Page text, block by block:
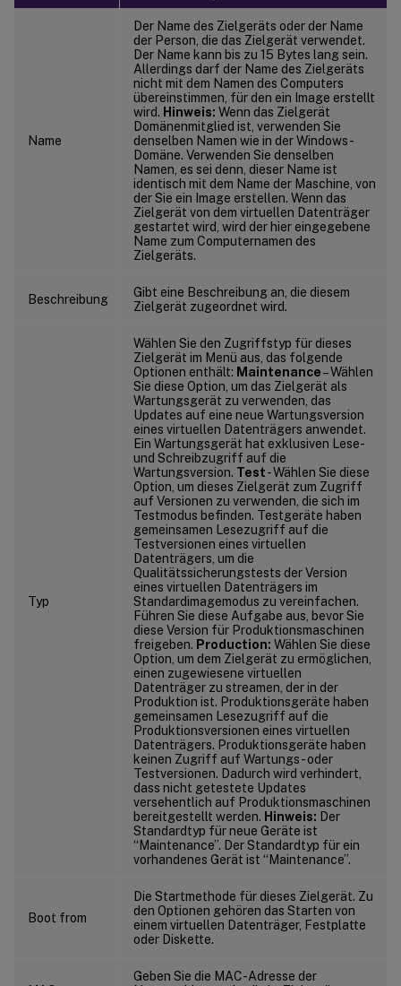
Name
Der Name des Zielgeräts oder der Name
der Person, die das Zielgerät verwendet.
Der Name kann bis zu 15 Bytes lang sein.
Allerdings darf der Name des Zielgeräts
nicht mit dem Namen des Computers
übereinstimmen, für den ein Image erstellt
wird. Hinweis: Wenn das Zielgerät
Domänenmitglied ist, verwenden Sie
denselben Namen wie in der Windows-
Domäne. Verwenden Sie denselben
Namen, es sei denn, dieser Name ist
identisch mit dem Name der Maschine, von
der Sie ein Image erstellen. Wenn das
Zielgerät von dem virtuellen Datenträger
gestartet wird, wird der hier eingegebene
Name zum Computernamen des
Zielgeräts.
Beschreibung
Gibt eine Beschreibung an, die diesem
Zielgerät zugeordnet wird.
Typ
Wählen Sie den Zugriffstyp für dieses
Zielgerät im Menü aus, das folgende
Optionen enthält: Maintenance– Wählen
Sie diese Option, um das Zielgerät als
Wartungsgerät zu verwenden, das
Updates auf eine neue Wartungsversion
eines virtuellen Datenträgers anwendet.
Ein Wartungsgerät hat exklusiven Lese-
und Schreibzugriff auf die
Wartungsversion. Test- Wählen Sie diese
Option, um dieses Zielgerät zum Zugriff
auf Versionen zu verwenden, die sich im
Testmodus befinden. Testgeräte haben
gemeinsamen Lesezugriff auf die
Testversionen eines virtuellen
Datenträgers, um die
Qualitätssicherungstests der Version
eines virtuellen Datenträgers im
Standardimagemodus zu vereinfachen.
Führen Sie diese Aufgabe aus, bevor Sie
diese Version für Produktionsmaschinen
freigeben. Production: Wählen Sie diese
Option, um dem Zielgerät zu ermöglichen,
einen zugewiesene virtuellen
Datenträger zu streamen, der in der
Produktion ist. Produktionsgeräte haben
gemeinsamen Lesezugriff auf die
Produktionsversionen eines virtuellen
Datenträgers. Produktionsgeräte haben
keinen Zugriff auf Wartungs- oder
Testversionen. Dadurch wird verhindert,
dass nicht getestete Updates
versehentlich auf Produktionsmaschinen
bereitgestellt werden. Hinweis: Der
Standardtyp für neue Geräte ist
“Maintenance”. Der Standardtyp für ein
vorhandenes Gerät ist “Maintenance”.
Boot from
Die Startmethode für dieses Zielgerät. Zu
den Optionen gehören das Starten von
einem virtuellen Datenträger, Festplatte
oder Diskette.
Geben Sie die MAC-Adresse der